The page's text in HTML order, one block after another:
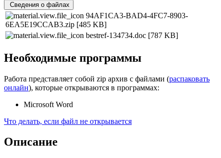
Сведения о файлах
94AF1CA3-BAD4-4FC7-8903-
6EA5E19CCAB3.zip [485 KB]
bestref-134734.doc [787 KB]
Необходимые программы
Работа представляет собой zip архив с файлами (распаковать
онлайн), которые открываются в программах:
Microsoft Word
Что делать, если файл не открывается
Описание